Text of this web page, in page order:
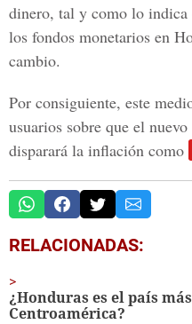
dinero, tal y como lo
los fondos monetarios en
cambio.
Por consiguiente, este
usuarios sobre que el
disparará la inflación como
RELACIONADAS:
¿Honduras es el país
Centroamérica?